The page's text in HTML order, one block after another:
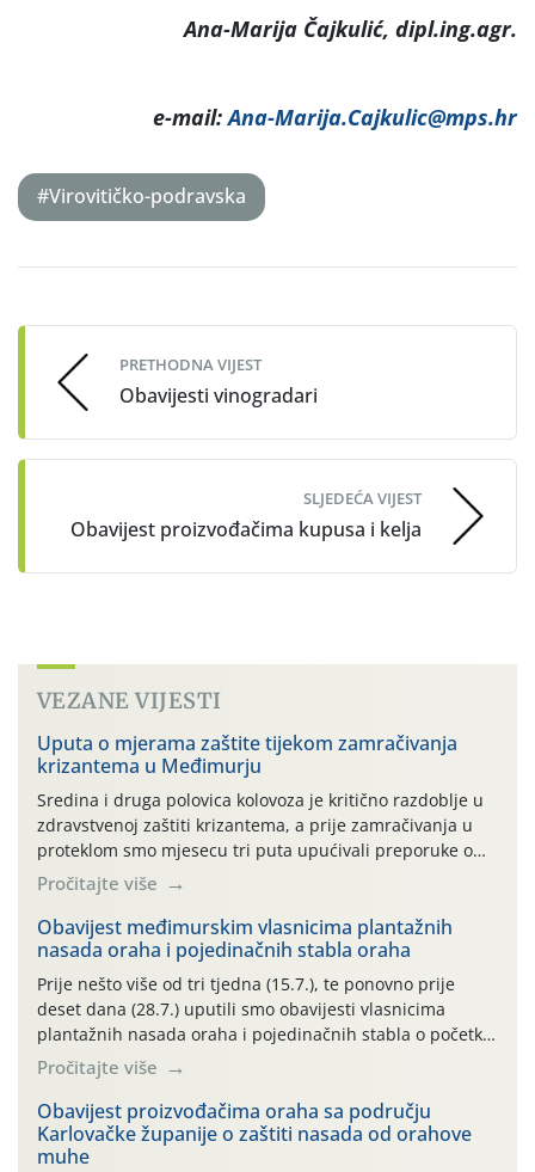
Ana-Marija Čajkulić, dipl.ing.agr.
e-mail:Ana-Marija.Cajkulic@mps.hr
#Virovitičko-podravska
navigation
PRETHODNA VIJEST
Obavijesti vinogradari
SLJEDEĆA VIJEST
Obavijest proizvođačima kupusa i kelja
VEZANE VIJESTI
Uputa o mjerama zaštite tijekom zamračivanja
krizantema u Međimurju
Sredina i druga polovica kolovoza je kritično razdoblje u
zdravstvenoj zaštiti krizantema, a prije zamračivanja u
proteklom smo mjesecu tri puta upućivali preporuke o
preventivnim mjerama zaštite krizantema od najčešćih
uzročnika bolesti, štetnika i fito-fagnih grinja (23.7., 14.7.,
06.7.)! Na početku ovog mjeseca je zabilježeno je
povijesno i ekstremno vruće meteorološko razdoblje, uz
najviše temperature […]
Pročitajte više
Obavijest međimurskim vlasnicima plantažnih
nasada oraha i pojedinačnih stabla oraha
Prije nešto više od tri tjedna (15.7.), te ponovno prije
deset dana (28.7.) uputili smo obavijesti vlasnicima
plantažnih nasada oraha i pojedinačnih stabla o početku
leta i ovogodišnjoj potrebi usmjerenog suzbijanja
orahove muhe (Rhagoletis completa)! Već dvanaest dana
traje drugi ovogodišnji “toplinski udar”, koji naročito
izražen zadnja šest dana (31.7.-05.8.), jer najviše
temperature zraka svakodnevno […]
Pročitajte više
Obavijest proizvođačima oraha sa području
Karlovačke županije o zaštiti nasada od orahove
muhe